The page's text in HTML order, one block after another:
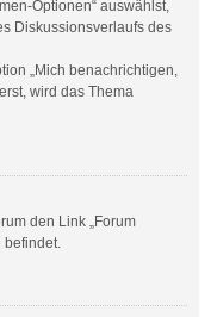
Optionen“ auswählst,
Diskussionsverlaufs des
„Mich benachrichtigen,
wird das Thema
den Link „Forum
befindet.